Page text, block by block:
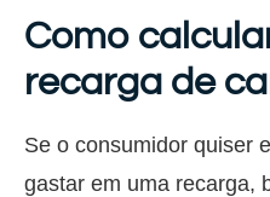
Como
recarga de
Se o consumidor quiser
gastar em uma recarga,